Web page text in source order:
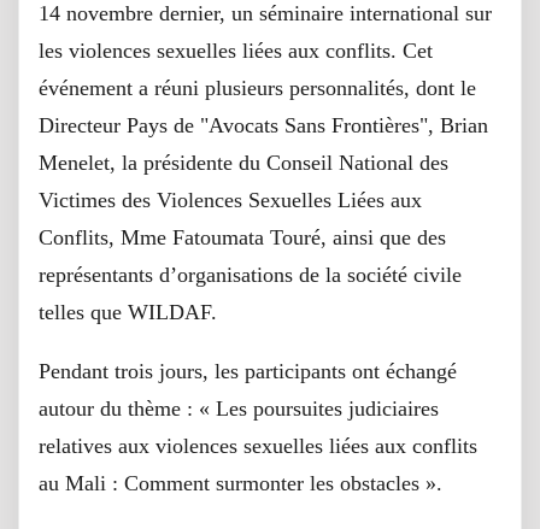
14 novembre dernier, un séminaire international sur
les violences sexuelles liées aux conflits. Cet
événement a réuni plusieurs personnalités, dont le
Directeur Pays de "Avocats Sans Frontières", Brian
Menelet, la présidente du Conseil National des
Victimes des Violences Sexuelles Liées aux
Conflits, Mme Fatoumata Touré, ainsi que des
représentants d’organisations de la société civile
telles que WILDAF.
Pendant trois jours, les participants ont échangé
autour du thème : « Les poursuites judiciaires
relatives aux violences sexuelles liées aux conflits
au Mali : Comment surmonter les obstacles ».